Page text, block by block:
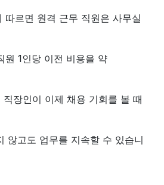
르면 원격 근무 직원은 사무실
1인당 이전 비용을 약
장인이 이제 채용 기회를 볼 때
않고도 업무를 지속할 수 있습니